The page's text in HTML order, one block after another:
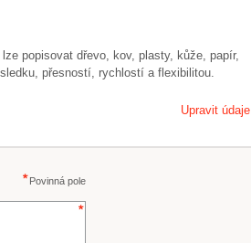
popisovat dřevo, kov, plasty, kůže, papír,
přesností, rychlostí a flexibilitou.
Upravit údaje
Povinná pole